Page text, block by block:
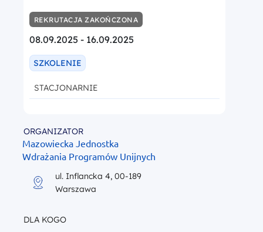
DLA KOGO
REKRUTACJA ZAKOŃCZONA
08.09.2025 - 16.09.2025
SZKOLENIE
STACJONARNIE
ORGANIZATOR
Mazowiecka Jednostka
Wdrażania Programów Unijnych
ul. Inflancka 4, 00-189
Warszawa